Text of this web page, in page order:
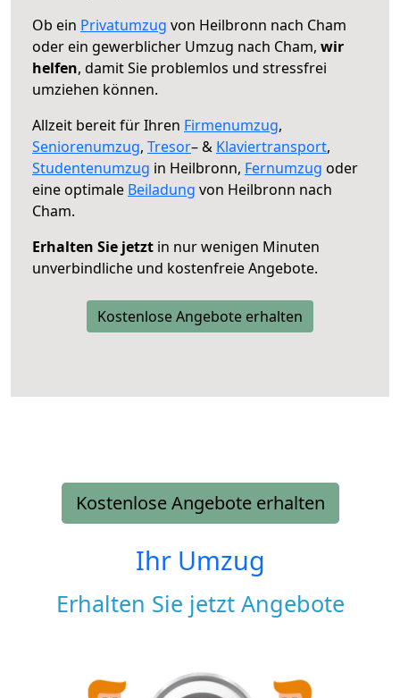
Ob ein Privatumzug von Heilbronn nach Cham
oder ein gewerblicher Umzug nach Cham, wir
helfen, damit Sie problemlos und stressfrei
umziehen können.
Allzeit bereit für Ihren Firmenumzug,
Seniorenumzug, Tresor– & Klaviertransport,
Studentenumzug in Heilbronn, Fernumzug oder
eine optimale Beiladung von Heilbronn nach
Cham.
Erhalten Sie jetzt in nur wenigen Minuten
unverbindliche und kostenfreie Angebote.
Kostenlose Angebote erhalten
Kostenlose Angebote erhalten
Ihr Umzug
Erhalten Sie jetzt Angebote